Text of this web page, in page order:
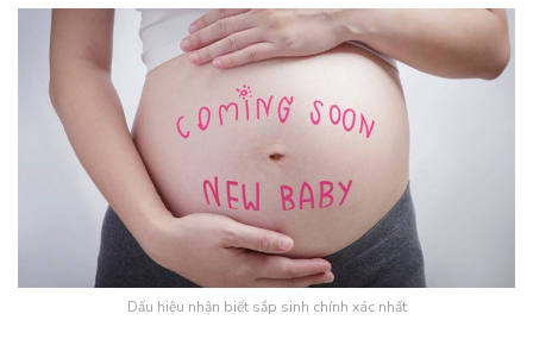
Dấu hiệu nhận biết sắp sinh chính xác nhất